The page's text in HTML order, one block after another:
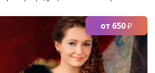
от 650₽